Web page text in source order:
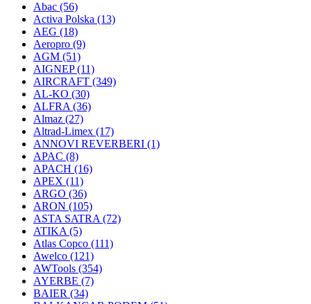
Abac (56)
Activa Polska (13)
AEG (18)
Aeropro (9)
AGM (51)
AIGNEP(11)
AIRCRAFT (349)
AL-KO (30)
ALFRA (36)
Almaz (27)
Altrad-Limex (17)
ANNOVI REVERBERI (1)
APAC (8)
APACH (16)
APEX (11)
ARGO (36)
ARON (105)
ASTA SATRA (72)
ATIKA (5)
Atlas Copco (111)
Awelco (121)
AWTools (354)
AYERBE (7)
BAIER (34)